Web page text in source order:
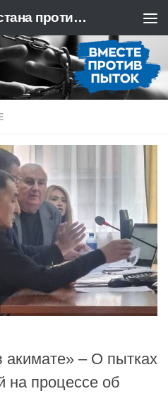
Коалиция НПО Казахстана против пыток
– О пытках
на процессе об